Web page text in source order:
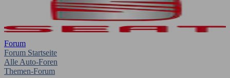
Forum
Forum Startseite
Alle Auto-Foren
Themen-Forum